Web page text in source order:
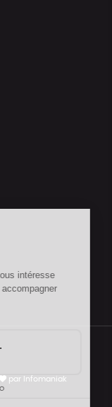
par Infomaniak